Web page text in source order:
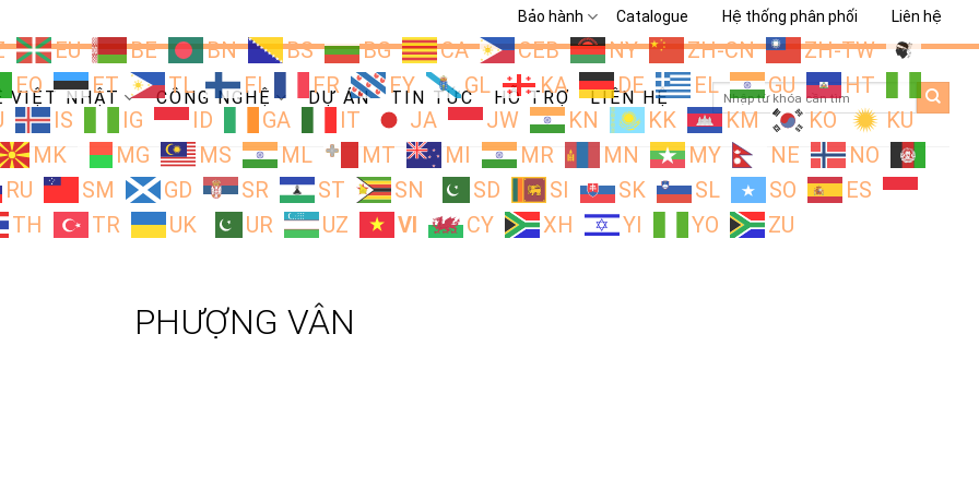
Bảo hành Catalogue Hệ thống phân phối Liên hệ
EU BE BN BS BG CA CEB NY ZH-CN
ZH-TW
EO ET TL FI FR FY GL KA DE EL GU
HT
IS IG ID GA IT JA JW KN KK KM KO
KU
MK MG MS ML MT MI MR MN MY NE
NO
RU SM GD SR ST SN SD SI SK SL SO
ES
TH TR UK UR UZ VI CY XH YI YO ZU
VIỆT NHẬT CÔNG NGHỆ DỰ ÁN TIN TỨC HỖ TRỢ LIÊN HỆ
Search
for:
PHƯỢNG VÂN